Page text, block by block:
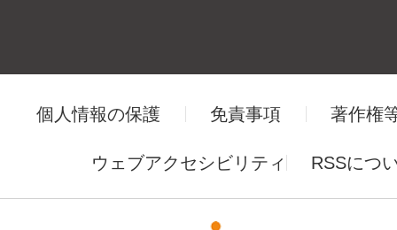
個人情報の保護 免責事項 著作権
ウェブアクセシビリティ RSSにつ